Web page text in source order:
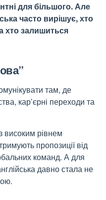
для більшого. Але
часто вирішує, хто
хто залишиться
там, де
кар’єрні переходи та
високим рівнем
пропозиції від
команд. А для
давно стала не